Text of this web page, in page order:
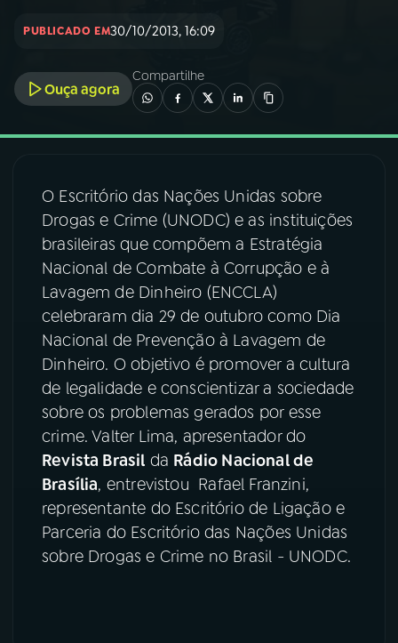
INÍCIO
A RÁDIO
03PROGRAMAÇÃO
04PROGRAMAS
PODCASTS
06VIDEOCASTS
08FESTIVAL DE MÚSICA
ACOMPANHE A RÁDIO NACIONAL
YouTube Facebook
PUBLICADO EM30/10/2013, 16:09
Ouça agora
Compartilhe
O Escritório das Nações Unidas sobre
Drogas e Crime (UNODC) e as instituições
brasileiras que compõem a Estratégia
Nacional de Combate à Corrupção e à
Lavagem de Dinheiro (ENCCLA)
celebraram dia 29 de outubro como Dia
Nacional de Prevenção à Lavagem de
Dinheiro. O objetivo é promover a cultura
de legalidade e conscientizar a sociedade
sobre os problemas gerados por esse
crime. Valter Lima, apresentador do
Revista Brasil da Rádio Nacional de
Brasília, entrevistou Rafael Franzini,
representante do Escritório de Ligação e
Parceria do Escritório das Nações Unidas
sobre Drogas e Crime no Brasil - UNODC.